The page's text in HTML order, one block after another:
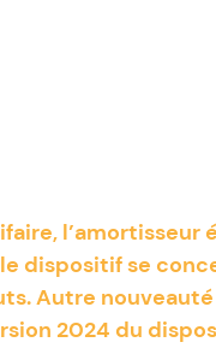
dispositif se
Autre
2024 du